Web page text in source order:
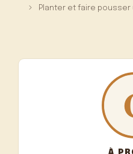
Planter et faire